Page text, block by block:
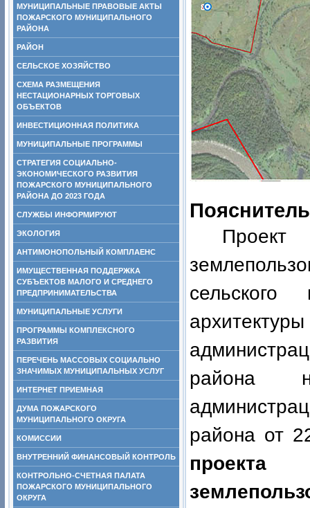
МУНИЦИПАЛЬНЫЕ ПРАВОВЫЕ АКТЫ
ПОЖАРСКОГО МУНИЦИПАЛЬНОГО
РАЙОНА
РАЙОН
СЕЛЬСКОЕ ХОЗЯЙСТВО
СХЕМА РАЗМЕЩЕНИЯ
НЕСТАЦИОНАРНЫХ ТОРГОВЫХ
ОБЪЕКТОВ
ИНВЕСТИЦИОННАЯ ПОЛИТИКА
МУНИЦИПАЛЬНЫЕ ПРОГРАММЫ
СТРАТЕГИЯ СОЦИАЛЬНО-
ЭКОНОМИЧЕСКОГО РАЗВИТИЯ
ПОЖАРСКОГО МУНИЦИПАЛЬНОГО
РАЙОНА ДО 2023 ГОДА
СЛУЖБЫ ИНФОРМИРУЮТ
ЭКОЛОГИЯ
АНТИМОНОПОЛЬНЫЙ КОМПЛАЕНС
ИМУЩЕСТВЕННАЯ ПОДДЕРЖКА
СУБЪЕКТОВ МАЛОГО И СРЕДНЕГО
ПРЕДПРИНИМАТЕЛЬСТВА
МУНИЦИПАЛЬНЫЕ УСЛУГИ
ПРОГРАММЫ КОМПЛЕКСНОГО
РАЗВИТИЯ
ПЕРЕЧЕНЬ МАССОВЫХ СОЦИАЛЬНО
ЗНАЧИМЫХ МУНИЦИПАЛЬНЫХ УСЛУГ
ИНТЕРНЕТ ПРИЕМНАЯ
ДУМА ПОЖАРСКОГО
МУНИЦИПАЛЬНОГО ОКРУГА
КОМИССИИ
ВНУТРЕННИЙ ФИНАНСОВЫЙ КОНТРОЛЬ
КОНТРОЛЬНО-СЧЕТНАЯ ПАЛАТА
ПОЖАРСКОГО МУНИЦИПАЛЬНОГО
ОКРУГА
сельского
района
района от